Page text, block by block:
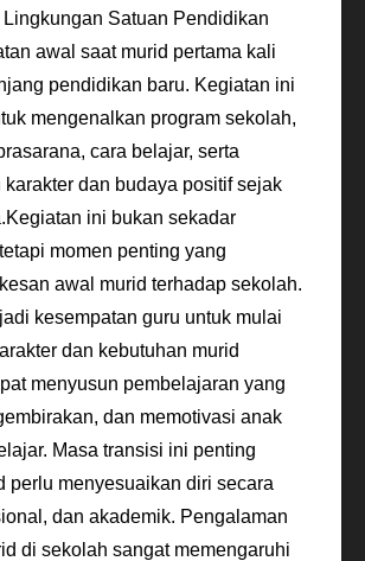
Satuan Pendidikan
awal saat murid pertama kali
pendidikan baru. Kegiatan ini
mengenalkan program sekolah,
cara belajar, serta
karakter dan budaya positif sejak
ini bukan sekadar
momen penting yang
awal murid terhadap sekolah.
kesempatan guru untuk mulai
dan kebutuhan murid
menyusun pembelajaran yang
dan memotivasi anak
Masa transisi ini penting
perlu menyesuaikan diri secara
dan akademik. Pengalaman
di sekolah sangat memengaruhi